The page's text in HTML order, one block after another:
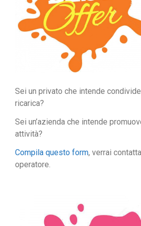
Sei un privato che intende
ricarica?
Sei un’azienda che intende
attività?
Compila questo form, verrai
operatore.